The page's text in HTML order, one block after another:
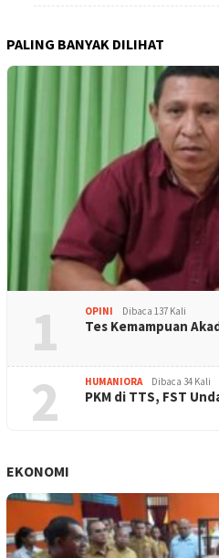
PALING BANYAK DILIHAT
1 OPINI Dibaca 137 Kali
Tes Kemampuan
2 HUMANIORA Dibaca 34 Kali
PKM di TTS, FST
EKONOMI